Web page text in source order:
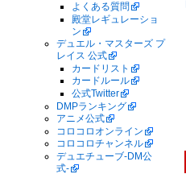
よくある質問
殿堂レギュレーショ
ン
デュエル・マスターズ プ
レイス 公式
カードリスト
カードルール
公式Twitter
DMPランキング
アニメ公式
コロコロオンライン
コロコロチャンネル
デュエチューブ-DM公
式-